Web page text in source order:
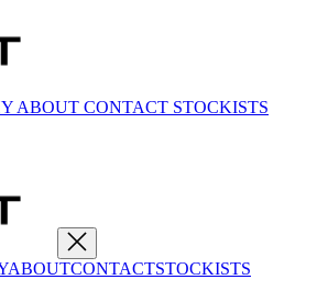
ABOUT CONTACT STOCKISTS
ABOUTCONTACTSTOCKISTS